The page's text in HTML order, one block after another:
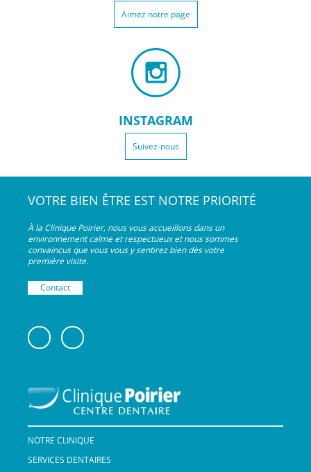
Aimez notre page
INSTAGRAM
Suivez-nous
VOTRE BIEN ÊTRE EST NOTRE PRIORITÉ
À la Clinique Poirier, nous vous accueillons dans un
environnement calme et respectueux et nous sommes
convaincus que vous vous y sentirez bien dès votre
première visite.
Contact
NOTRE CLINIQUE
SERVICES DENTAIRES